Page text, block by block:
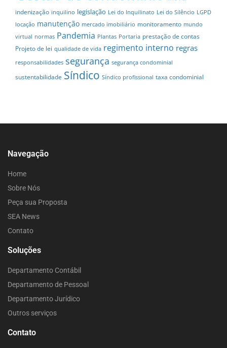
indenização inquilino legislação Lei do Inquilinato Lei do Silêncio LGPD
locação manutenção mercado imobiliário monitoramento mundo
virtual normas Pandemia Plantas Portaria prestação de contas
Projeto de lei qualidade de vida regimento interno regras
responsabilidades segurança segurança condominial
sustentabilidade Síndico Síndico profissional taxa condominial
Navegação
Home
Sobre Nós
Peça sua Proposta
SEA News
Contato
Soluções
Departamento Contábil
Departamento de Pessoal
Departamento Jurídico
Outros serviços
Contato